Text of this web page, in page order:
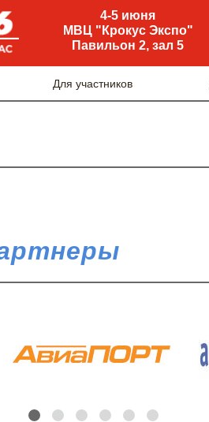
4-5 июня
МВЦ "Крокус Экспо"
Павильон 2, зал 5
Для участников